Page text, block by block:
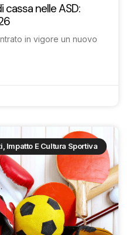
nelle ASD:
in vigore un nuovo
Impatto E Cultura Sportiva